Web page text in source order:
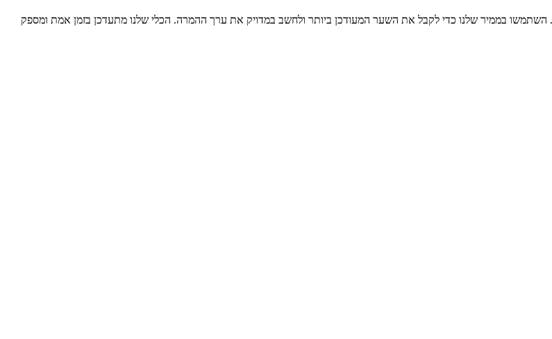
בממיר שלנו כדי לקבל את השער המעודכן ביותר ולחשב במדויק את ערך ההמרה. הכלי שלנו מתעדכן בזמן אמת ומספק